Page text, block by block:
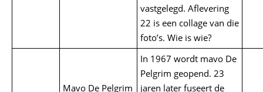
vastgelegd. Aflevering
22 is een collage van die
foto’s. Wie is wie?
Mavo De Pelgrim
In 1967 wordt mavo De
Pelgrim geopend. 23
jaren later fuseert de